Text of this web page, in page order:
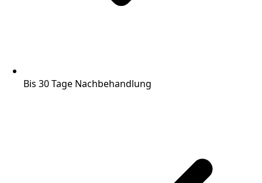
Bis 30 Tage Nachbehandlung